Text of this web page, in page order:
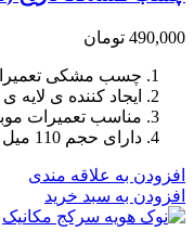
490,000 تومان
چسب مشکی
ایجاد کننده ی
مناسب تعمیرات
دارای حجم 110 میل
افزودن به علاقه مندی
افزودن به سبد خرید